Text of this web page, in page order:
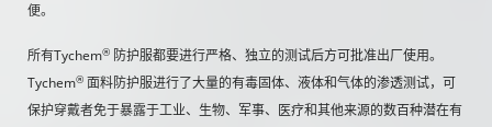
便。
所有Tychem® 防护服都要进行严格、独立的测试后方可批准出厂使用。
Tychem® 面料防护服进行了大量的有毒固体、液体和气体的渗透测试，可
保护穿戴者免于暴露于工业、生物、军事、医疗和其他来源的数百种潜在有